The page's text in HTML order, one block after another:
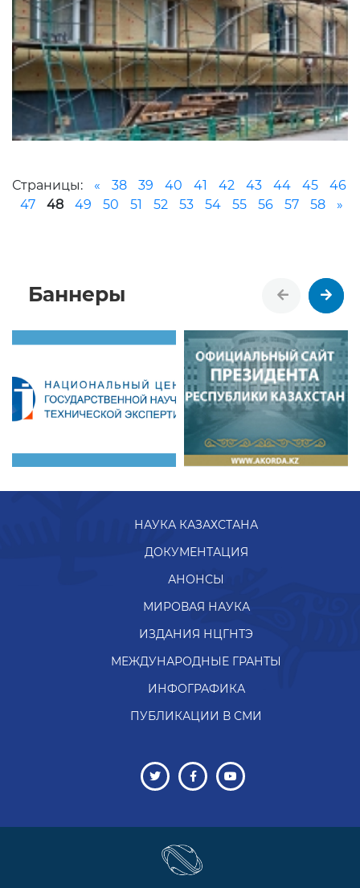
Страницы: « 38 39 40 41 42 43 44 45
46
47
48 49 50 51 52 53 54 55 56 57 58 »
Баннеры
НАУКА КАЗАХСТАНА
ДОКУМЕНТАЦИЯ
АНОНСЫ
МИРОВАЯ НАУКА
ИЗДАНИЯ НЦГНТЭ
МЕЖДУНАРОДНЫЕ ГРАНТЫ
ИНФОГРАФИКА
ПУБЛИКАЦИИ В СМИ